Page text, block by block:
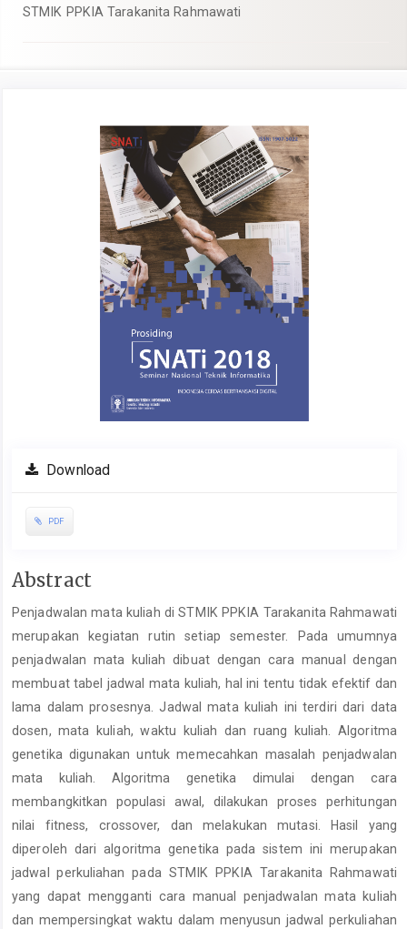
STMIK PPKIA Tarakanita Rahmawati
Download
PDF
Main
Content
Abstract
Penjadwalan mata kuliah di STMIK PPKIA Tarakanita Rahmawati
merupakan kegiatan rutin setiap semester. Pada umumnya
penjadwalan mata kuliah dibuat dengan cara manual dengan
membuat tabel jadwal mata kuliah, hal ini tentu tidak efektif dan
lama dalam prosesnya. Jadwal mata kuliah ini terdiri dari data
dosen, mata kuliah, waktu kuliah dan ruang kuliah. Algoritma
genetika digunakan untuk memecahkan masalah penjadwalan
mata kuliah. Algoritma genetika dimulai dengan cara
membangkitkan populasi awal, dilakukan proses perhitungan
nilai fitness, crossover, dan melakukan mutasi. Hasil yang
diperoleh dari algoritma genetika pada sistem ini merupakan
jadwal perkuliahan pada STMIK PPKIA Tarakanita Rahmawati
yang dapat mengganti cara manual penjadwalan mata kuliah
dan mempersingkat waktu dalam menyusun jadwal perkuliahan